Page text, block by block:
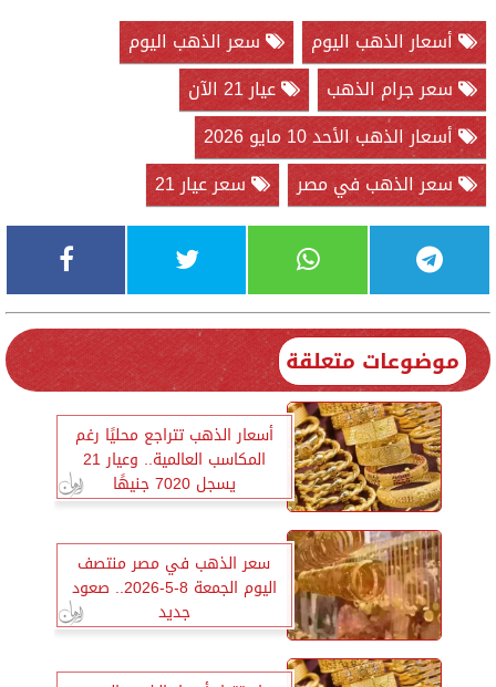
أسعار الذهب اليوم
سعر الذهب اليوم
سعر جرام الذهب
عيار 21 الآن
أسعار الذهب الأحد 10 مايو 2026
سعر الذهب في مصر
سعر عيار 21
موضوعات متعلقة
أسعار الذهب تتراجع محليًا رغم
المكاسب العالمية.. وعيار 21
يسجل 7020 جنيهًا
سعر الذهب في مصر منتصف
اليوم الجمعة 8-5-2026.. صعود
جديد